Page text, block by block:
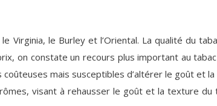
le Burley et l’Oriental. La qualité du
on constate un recours plus important au
mais susceptibles d’altérer le goût et la
visant à rehausser le goût et la texture du